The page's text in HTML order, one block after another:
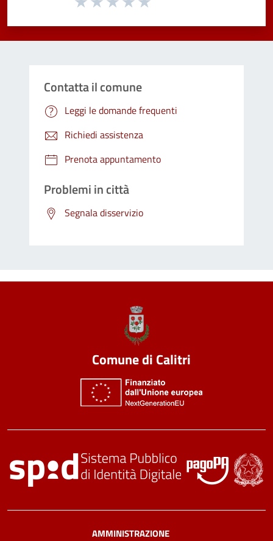
Contatta il comune
Leggi le domande frequenti
Richiedi assistenza
Prenota appuntamento
Problemi in città
Segnala disservizio
Comune di Calitri
AMMINISTRAZIONE